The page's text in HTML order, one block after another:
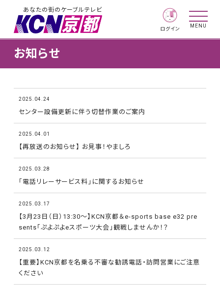
あなたの街のケーブルテレビ
ログイン
MENU
お知らせ
2025.04.24
センター設備更新に伴う切替作業のご案内
2025.04.01
【再放送のお知らせ】 お見事！やましろ
2025.03.28
「電話リレーサービス料」に関するお知らせ
2025.03.17
【3月23日（日）13:30～】KCN京都＆e-sports base e32 pre
sents「ぷよぷよeスポーツ大会」観戦しませんか！？
2025.03.12
【重要】KCN京都を名乗る不審な勧誘電話・訪問営業にご注意
ください